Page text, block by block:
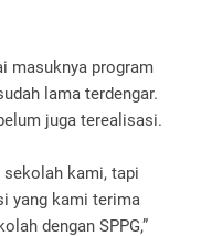
masuknya program
lama terdengar.
juga terealisasi.
sekolah kami, tapi
yang kami terima
dengan SPPG,”